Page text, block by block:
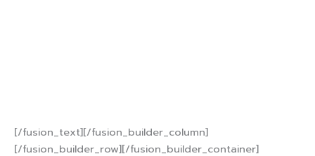
[/fusion_text][/fusion_builder_column]
[/fusion_builder_row][/fusion_builder_container]